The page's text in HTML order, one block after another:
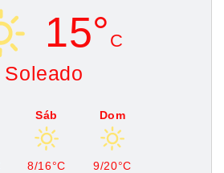
15° C
Soleado
Sáb
8/16°C
Dom
9/20°C